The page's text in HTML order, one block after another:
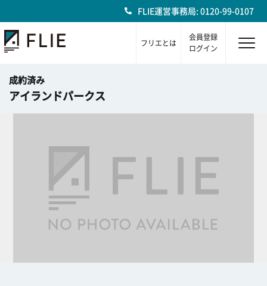
FLIE運営事務局: 0120-99-0107
フリエとは
会員登録
ログイン
成約済み
アイランドパークス